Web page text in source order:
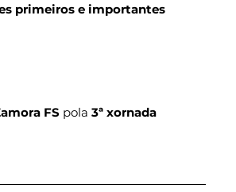
primeiros e importantes
FS pola 3ª xornada